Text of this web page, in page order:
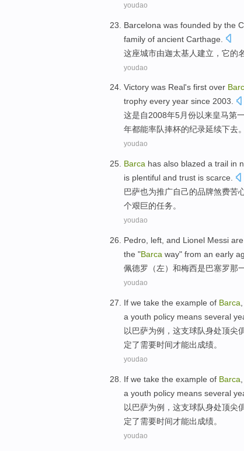
youdao
Barcelona was founded by the
family of ancient Carthage
这座城市由迦太基人建立， 它的
youdao
Victory was Real's first over
trophy every year since 2003.
这是自2008年5月份以来皇马第
年都能率队捧杯的纪录延续下去。
youdao
Barca has also blazed a trail in
is plentiful and trust is scarce
巴萨也为推广自己的品牌煞费苦
个艰巨的任务。
youdao
Pedro left and Lionel Messi are
the "Barca way" from an early
佩德罗 （左） 和梅西是巴塞罗那
youdao
If we take the example of Barca
a youth policy means several
以巴萨为例 ， 这支球队身处顶尖
定了需要时间才能出成绩。
youdao
If we take the example of Barca
a youth policy means several
以巴萨为例 ， 这支球队身处顶尖
定了需要时间才能出成绩。
youdao